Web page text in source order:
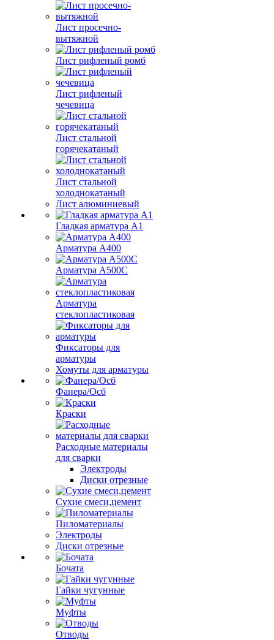
Лист просечно-
вытяжной
Лист рифленый ромб
Лист рифленый
чечевица
Лист стальной
горячекатаный
Лист стальной
холоднокатаный
Лист алюминиевый
Гладкая арматура А1
Арматура А400
Арматура A500C
Арматура
стеклопластиковая
Фиксаторы для
арматуры
Хомуты для арматуры
Фанера/Осб
Краски
Расходные материалы
для сварки
Электроды
Диски отрезные
Сухие смеси,цемент
Пиломатериалы
Электроды
Диски отрезные
Бочата
Гайки чугунные
Муфты
Отводы